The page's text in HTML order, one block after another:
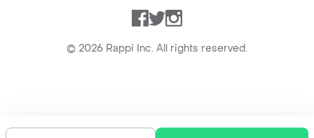
Facebook
TwitterInstagram
© 2026 Rappi Inc. All rights reserved.